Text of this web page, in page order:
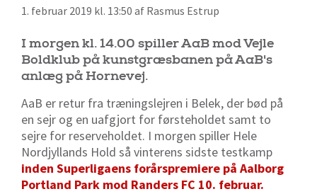
1. februar 2019 kl. 13:50 af Rasmus Estrup
I morgen kl. 14.00 spiller AaB mod Vejle
Boldklub på kunstgræsbanen på AaB's
anlæg på Hornevej.
AaB er retur fra træningslejren i Belek, der bød på
en sejr og en uafgjort for førsteholdet samt to
sejre for reserveholdet. I morgen spiller Hele
Nordjyllands Hold så vinterens sidste testkamp
inden Superligaens forårspremiere på Aalborg
Portland Park mod Randers FC 10. februar.